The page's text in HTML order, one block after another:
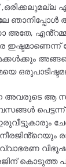
ഞാനിപ്പോൾ
അതേ,
ആ
കൊടുത്ത